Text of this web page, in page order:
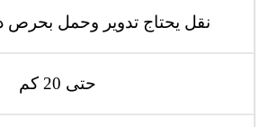
نقل يحتاج تدوير وحمل بحرص
حتى 20 كم